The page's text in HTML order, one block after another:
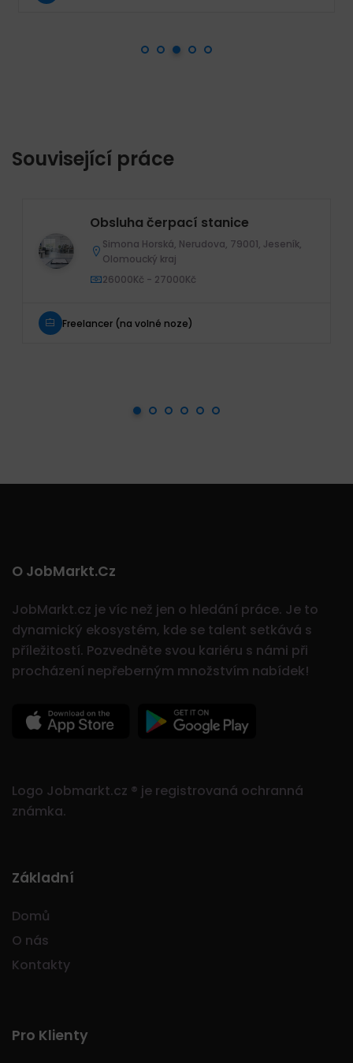
Související práce
Obsluha čerpací stanice
Simona Horská, Nerudova, 79001, Jeseník,
Olomoucký kraj
26000Kč - 27000Kč
Freelancer (na volné noze)
O JobMarkt.cz
JobMarkt.cz je víc než jen o hledání práce. Je to
dynamický ekosystém, kde se talent setkává s
příležitostí. Pozvedněte svou kariéru s námi při
procházení nepřeberným množstvím nabídek!
Logo Jobmarkt.cz ® je registrovaná ochranná
známka.
Základní
Domů
O nás
Kontakty
Pro Klienty